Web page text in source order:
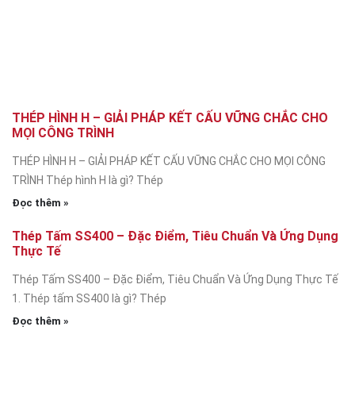
THÉP HÌNH H – GIẢI PHÁP KẾT CẤU VỮNG CHẮC CHO
MỌI CÔNG TRÌNH
THÉP HÌNH H – GIẢI PHÁP KẾT CẤU VỮNG CHẮC CHO MỌI CÔNG
TRÌNH Thép hình H là gì? Thép
Đọc thêm »
Thép Tấm SS400 – Đặc Điểm, Tiêu Chuẩn Và Ứng Dụng
Thực Tế
Thép Tấm SS400 – Đặc Điểm, Tiêu Chuẩn Và Ứng Dụng Thực Tế
1. Thép tấm SS400 là gì? Thép
Đọc thêm »